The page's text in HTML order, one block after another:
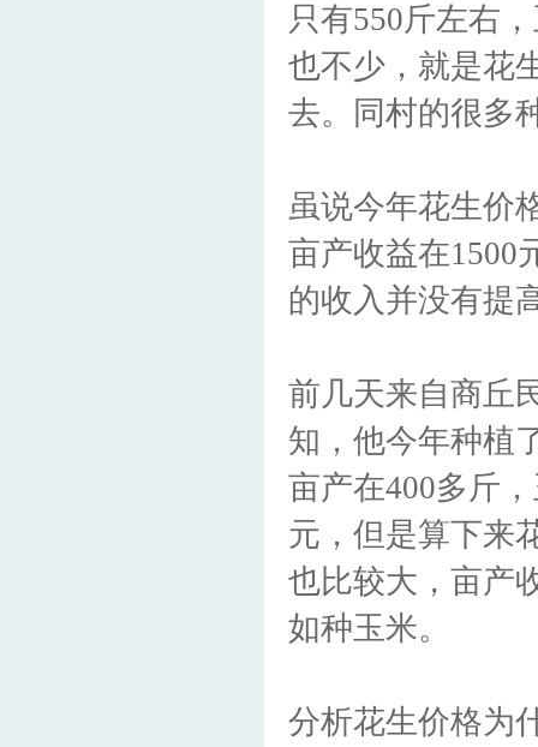
只有550斤左右
也不少，就是花
去。同村的很多
虽说今年花生价
亩产收益在1500
的收入并没有提
前几天来自商丘
知，他今年种植
亩产在400多斤
元，但是算下来
也比较大，亩产
如种玉米。
分析花生价格为